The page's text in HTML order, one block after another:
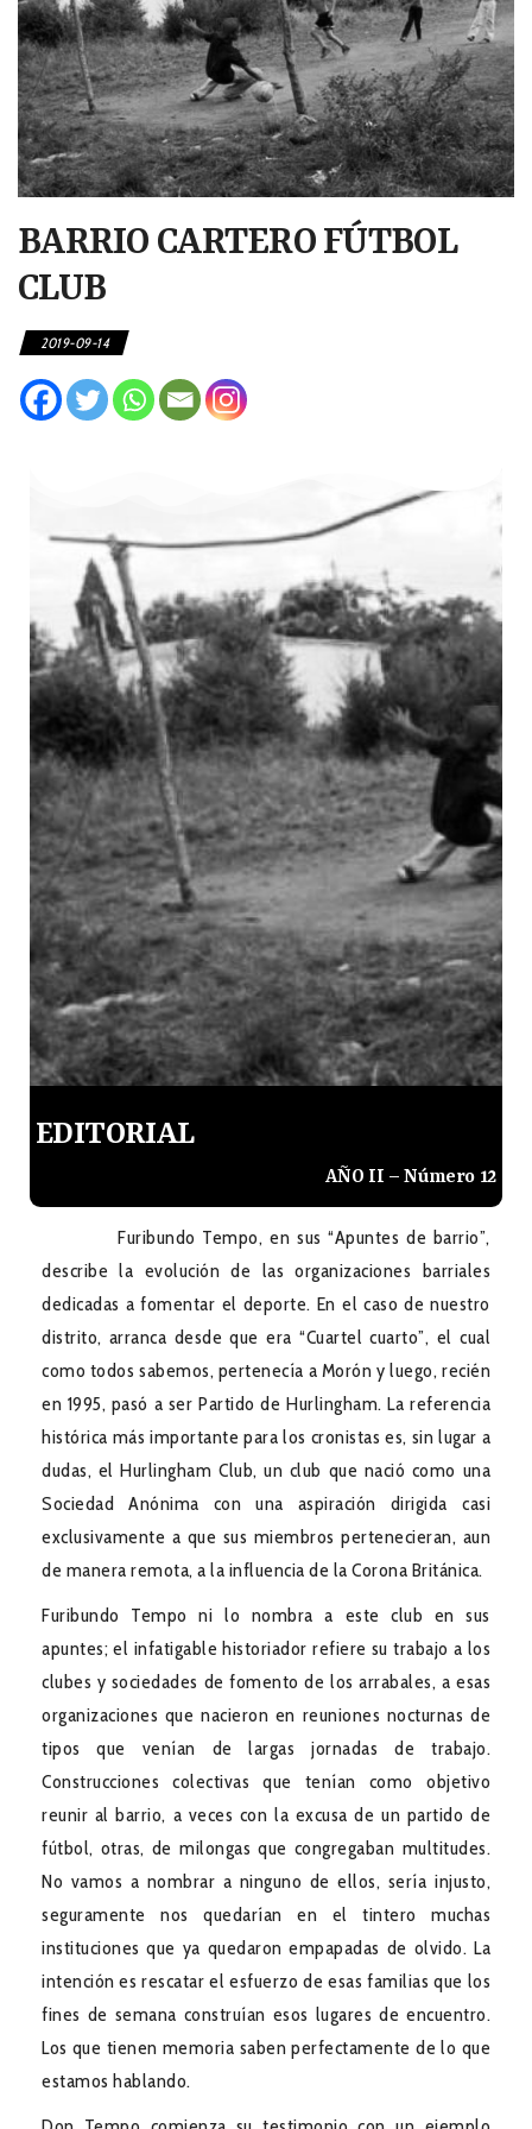
BARRIO CARTERO FÚTBOL
CLUB
2019-09-14
EDITORIAL
AÑO II – Número 12
Furibundo Tempo, en sus “Apuntes de barrio”,
describe la evolución de las organizaciones barriales
dedicadas a fomentar el deporte. En el caso de nuestro
distrito, arranca desde que era “Cuartel cuarto”, el cual
como todos sabemos, pertenecía a Morón y luego, recién
en 1995, pasó a ser Partido de Hurlingham. La referencia
histórica más importante para los cronistas es, sin lugar a
dudas, el Hurlingham Club, un club que nació como una
Sociedad Anónima con una aspiración dirigida casi
exclusivamente a que sus miembros pertenecieran, aun
de manera remota, a la influencia de la Corona Británica.
Furibundo Tempo ni lo nombra a este club en sus
apuntes; el infatigable historiador refiere su trabajo a los
clubes y sociedades de fomento de los arrabales, a esas
organizaciones que nacieron en reuniones nocturnas de
tipos que venían de largas jornadas de trabajo.
Construcciones colectivas que tenían como objetivo
reunir al barrio, a veces con la excusa de un partido de
fútbol, otras, de milongas que congregaban multitudes.
No vamos a nombrar a ninguno de ellos, sería injusto,
seguramente nos quedarían en el tintero muchas
instituciones que ya quedaron empapadas de olvido. La
intención es rescatar el esfuerzo de esas familias que los
fines de semana construían esos lugares de encuentro.
Los que tienen memoria saben perfectamente de lo que
estamos hablando.